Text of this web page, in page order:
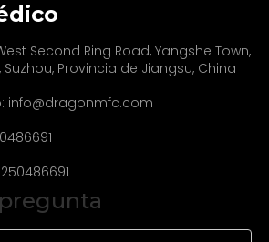
Second Ring Road, Yangshe Town,
Provincia de Jiangsu, China
info@dragonmfc.com